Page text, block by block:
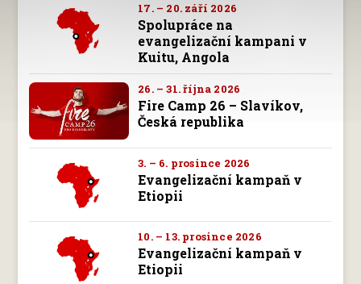
17. – 20. září 2026
Spolupráce na
evangelizační kampani v
Kuitu, Angola
26. – 31. října 2026
Fire Camp 26 – Slavíkov,
Česká republika
3. – 6. prosince 2026
Evangelizační kampaň v
Etiopii
10. – 13. prosince 2026
Evangelizační kampaň v
Etiopii